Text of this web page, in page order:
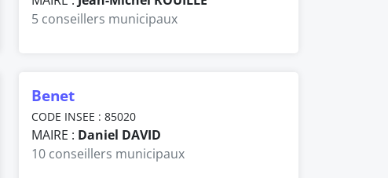
5 conseillers municipaux
Benet
CODE INSEE : 85020
MAIRE : Daniel DAVID
10 conseillers municipaux